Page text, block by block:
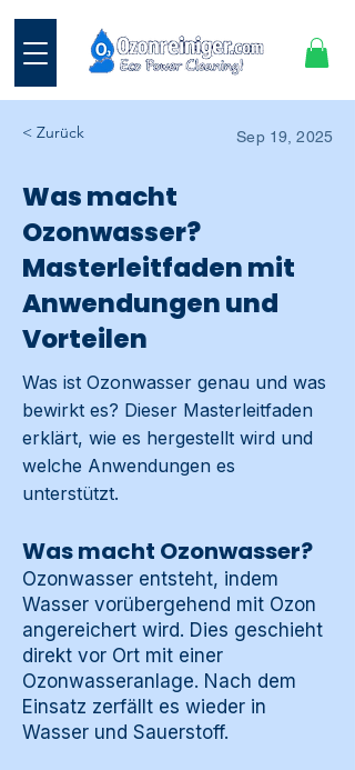
< Zurück Sep 19, 2025
Was macht
Ozonwasser?
Masterleitfaden mit
Anwendungen und
Vorteilen
Was ist Ozonwasser genau und was
bewirkt es? Dieser Masterleitfaden
erklärt, wie es hergestellt wird und
welche Anwendungen es
unterstützt.
Was macht Ozonwasser?
Ozonwasser entsteht, indem
Wasser vorübergehend mit Ozon
angereichert wird. Dies geschieht
direkt vor Ort mit einer
Ozonwasseranlage. Nach dem
Einsatz zerfällt es wieder in
Wasser und Sauerstoff.